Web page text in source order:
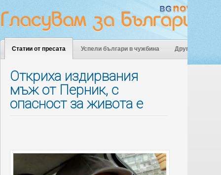
Статии от пресата Успели българи в чужбина Други
Откриха издирвания
мъж от Перник, с
опасност за живота е